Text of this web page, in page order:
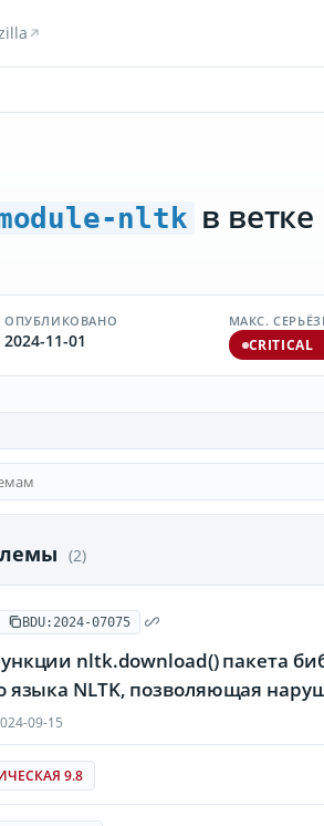
nltk в ветке
ОПУБЛИКОВАНО
2024-11-01
МАКС.
CRITICAL
(2)
BDU:2024-07075
nltk.download() пакета
языка NLTK, позволяющая
09-15
9.8